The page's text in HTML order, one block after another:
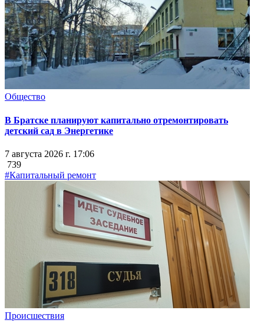
Общество
В Братске планируют капитально отремонтировать
детский сад в Энергетике
7 августа 2026 г. 17:06
739
#Капитальный ремонт
Происшествия